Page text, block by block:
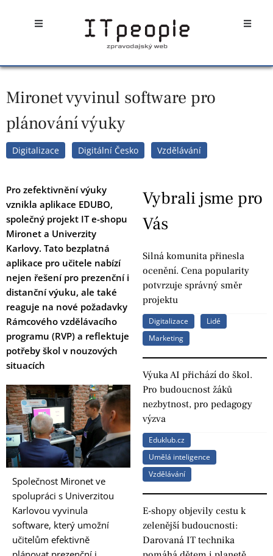
Open Open
Mironet vyvinul software pro
plánování výuky
Digitalizace Digitální Česko Vzdělávání
Pro zefektivnění výuky
vznikla aplikace EDUBO,
společný projekt IT e-shopu
Mironet a Univerzity
Karlovy. Tato bezplatná
aplikace pro učitele nabízí
nejen řešení pro prezenční i
distanční výuku, ale také
reaguje na nové požadavky
Rámcového vzdělávacího
programu (RVP) a reflektuje
potřeby škol v nouzových
situacích
Společnost Mironet ve
spolupráci s Univerzitou
Karlovou vyvinula
software, který umožní
učitelům efektivně
Vybrali jsme pro
Vás
Silná komunita přinesla
ocenění. Cena popularity
potvrzuje správný směr
projektu
Digitalizace
Lidé
Marketing
Výuka AI přichází do škol.
Pro budoucnost žáků
nezbytnost, pro pedagogy
výzva
Eduklub.cz
Umělá inteligence
Vzdělávání
E-shopy objevily cestu k
zelenější budoucnosti:
Darovaná IT technika